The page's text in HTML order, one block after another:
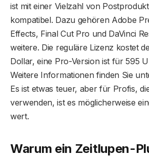
ist mit einer Vielzahl von
kompatibel. Dazu gehören Adobe
Effects, Final Cut Pro und DaVinci
weitere. Die reguläre Lizenz kostet
Dollar, eine Pro-Version ist für 595
Weitere Informationen finden Sie
Es ist etwas teuer, aber für Profis,
verwenden, ist es möglicherweise
wert.
Warum ein Zeitlupen-